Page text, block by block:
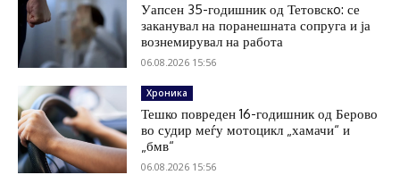
Уапсен 35-годишник од Тетовскo: се
заканувал на поранешната сопруга и ја
вознемирувал на работа
06.08.2026 15:56
Хроника
Тешко повреден 16-годишник од Берово
во судир меѓу мотоцикл „хамачи“ и
„бмв“
06.08.2026 15:56